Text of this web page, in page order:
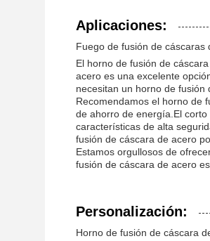
Aplicaciones:
Fuego de fusión de cáscaras
El horno de fusión de
acero es una excelente
necesitan un horno de fusión
Recomendamos el horno de
de ahorro de energía.El
características de alta
fusión de cáscara de acero
Estamos orgullosos de
fusión de cáscara de acero
Personalización:
Horno de fusión de cáscara